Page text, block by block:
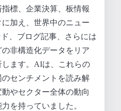
標、企業決算、板情報
加え、世界中のニュー
、ブログ記事、さらには
非構造化データをリア
ます。AIは、これらの
センチメントを読み解
やセクター全体の動向
を持っていました。